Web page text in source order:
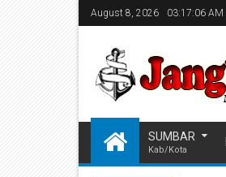
August 8, 2026 03:17:07 AM
SUMBAR
Kab/Kota